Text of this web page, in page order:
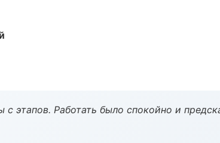
этапов. Работать было спокойно и